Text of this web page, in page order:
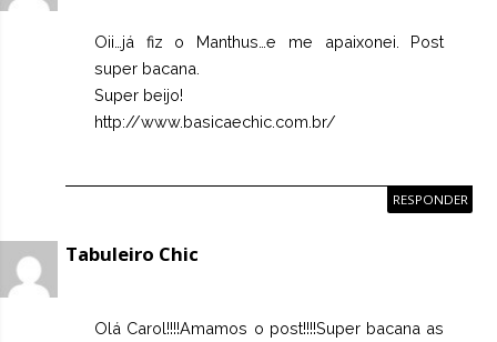
Oii…já fiz o Manthus…e me apaixonei. Post
super bacana.
Super beijo!
http://www.basicaechic.com.br/
RESPONDER
Tabuleiro Chic
Olá Carol!!!!Amamos o post!!!!Super bacana as